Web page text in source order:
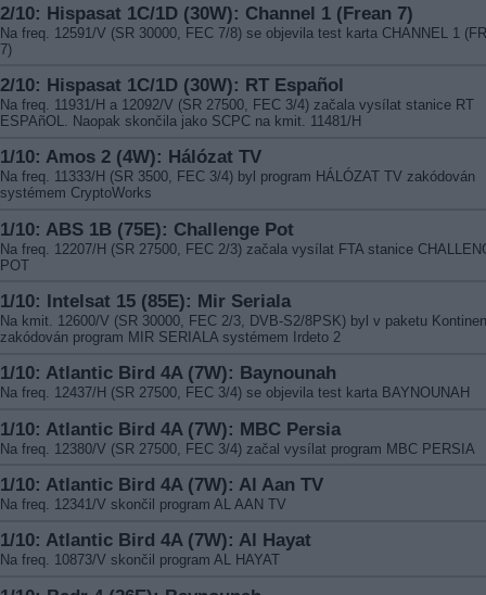
2/10: Hispasat 1C/1D (30W): Channel 1 (Frean 7)
Na freq. 12591/V (SR 30000, FEC 7/8) se objevila test karta CHANNEL 1
7)
2/10: Hispasat 1C/1D (30W): RT Español
Na freq. 11931/H a 12092/V (SR 27500, FEC 3/4) začala vysílat stanice RT
ESPAñOL. Naopak skončila jako SCPC na kmit. 11481/H
1/10: Amos 2 (4W): Hálózat TV
Na freq. 11333/H (SR 3500, FEC 3/4) byl program HÁLÓZAT TV zakódován
systémem CryptoWorks
1/10: ABS 1B (75E): Challenge Pot
Na freq. 12207/H (SR 27500, FEC 2/3) začala vysílat FTA stanice
POT
1/10: Intelsat 15 (85E): Mir Seriala
Na kmit. 12600/V (SR 30000, FEC 2/3, DVB-S2/8PSK) byl v paketu
zakódován program MIR SERIALA systémem Irdeto 2
1/10: Atlantic Bird 4A (7W): Baynounah
Na freq. 12437/H (SR 27500, FEC 3/4) se objevila test karta BAYNOUNAH
1/10: Atlantic Bird 4A (7W): MBC Persia
Na freq. 12380/V (SR 27500, FEC 3/4) začal vysílat program MBC PERSIA
1/10: Atlantic Bird 4A (7W): Al Aan TV
Na freq. 12341/V skončil program AL AAN TV
1/10: Atlantic Bird 4A (7W): Al Hayat
Na freq. 10873/V skončil program AL HAYAT